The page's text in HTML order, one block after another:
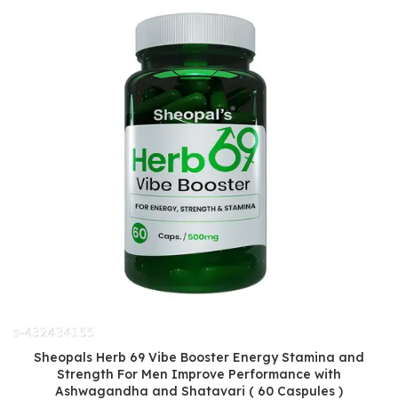
Sheopals Herb 69 Vibe Booster Energy Stamina and
Strength For Men Improve Performance with
Ashwagandha and Shatavari ( 60 Caspules )